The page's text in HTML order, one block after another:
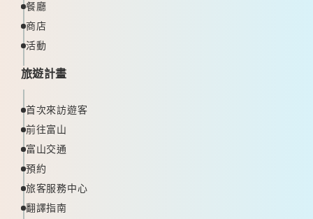
餐廳
商店
活動
旅遊計畫
首次來訪遊客
前往富山
富山交通
預約
旅客服務中心
翻譯指南